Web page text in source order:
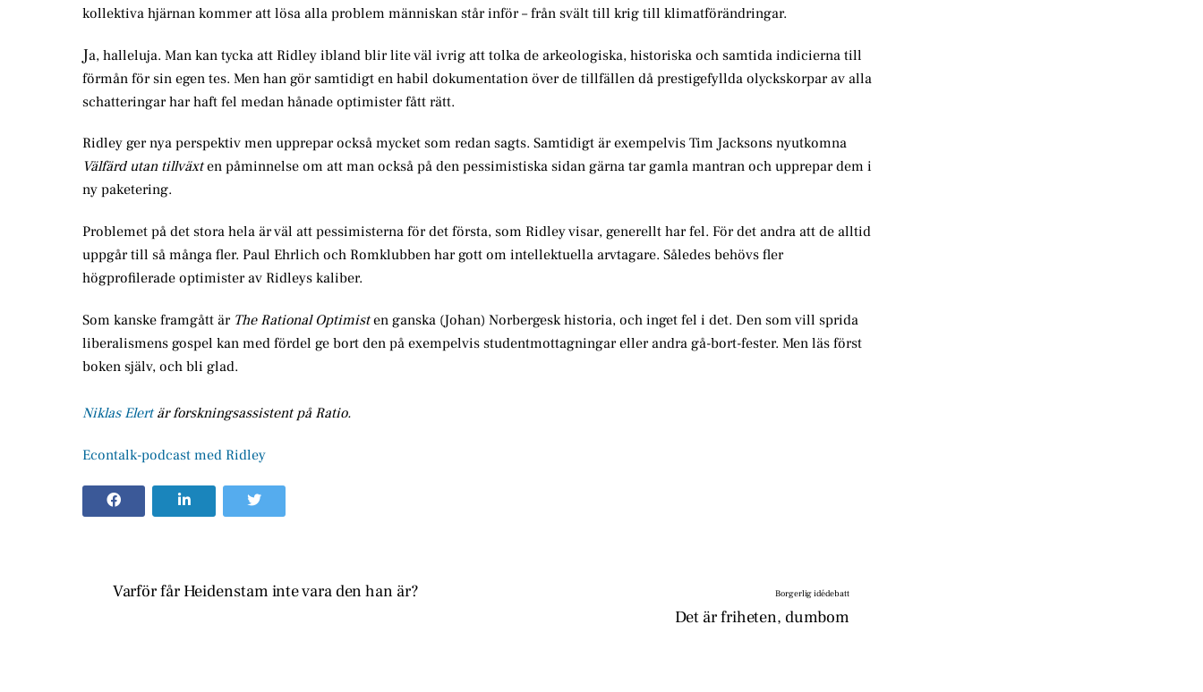
kollektiva hjärnan kommer att lösa alla problem människan står inför – från svält till krig till klimatförändringar.
Ja, halleluja. Man kan tycka att Ridley ibland blir lite väl ivrig att tolka de arkeologiska, historiska och samtida indicierna till
förmån för sin egen tes. Men han gör samtidigt en habil dokumentation över de tillfällen då prestigefyllda olyckskorpar av alla
schatteringar har haft fel medan hånade optimister fått rätt.
Ridley ger nya perspektiv men upprepar också mycket som redan sagts. Samtidigt är exempelvis Tim Jacksons nyutkomna
Välfärd utan tillväxten påminnelse om att man också på den pessimistiska sidan gärna tar gamla mantran och upprepar dem i
ny paketering.
Problemet på det stora hela är väl att pessimisterna för det första, som Ridley visar, generellt har fel. För det andra att de alltid
uppgår till så många fler. Paul Ehrlich och Romklubben har gott om intellektuella arvtagare. Således behövs fler
högprofilerade optimister av Ridleys kaliber.
Som kanske framgått är The Rational Optimisten ganska (Johan) Norbergesk historia, och inget fel i det. Den som vill sprida
liberalismens gospel kan med fördel ge bort den på exempelvis studentmottagningar eller andra gå-bort-fester. Men läs först
boken själv, och bli glad.
Niklas Elertär forskningsassistent på Ratio.
Econtalk-podcast med Ridley
Varför får Heidenstam inte vara den han är? Borgerlig idédebatt
Det är friheten, dumbom